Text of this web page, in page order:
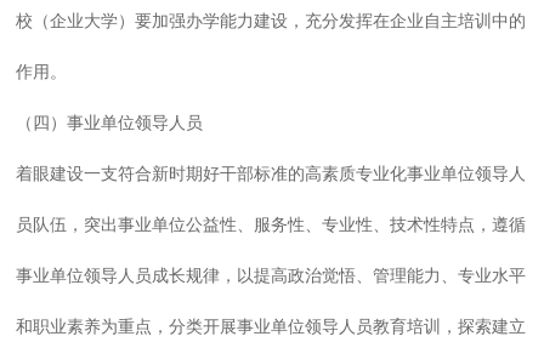
校（企业大学）要加强办学能力建设，充分发挥在企业自主培训中的
作用。
（四）事业单位领导人员
着眼建设一支符合新时期好干部标准的高素质专业化事业单位领导人
员队伍，突出事业单位公益性、服务性、专业性、技术性特点，遵循
事业单位领导人员成长规律，以提高政治觉悟、管理能力、专业水平
和职业素养为重点，分类开展事业单位领导人员教育培训，探索建立